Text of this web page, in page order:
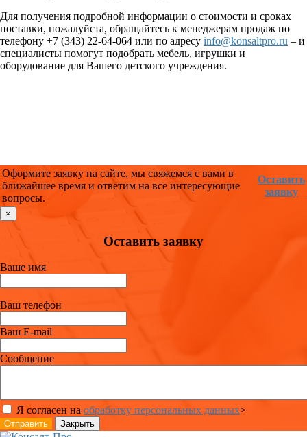
Для получения подробной информации о стоимости и сроках
поставки, пожалуйста, обращайтесь к менеджерам продаж по
телефону +7 (343) 22-64-064 или по адресу info@konsaltpro.ru – и
специалисты помогут подобрать мебель, игрушки и
оборудование для Вашего детского учреждения.
Оформите заявку на сайте, мы свяжемся с вами в
ближайшее время и ответим на все интересующие
вопросы.
Оставить
заявку
×
Оставить заявку
Ваше имя
Ваш телефон
Ваш E-mail
Сообщение
Я согласен на обработку персональных данных>
Отправить Закрыть